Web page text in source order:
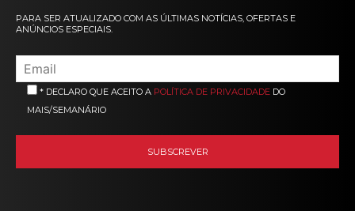
PARA SER ATUALIZADO COM AS ÚLTIMAS NOTÍCIAS, OFERTAS E
ANÚNCIOS ESPECIAIS.
* DECLARO QUE ACEITO A POLÍTICA DE PRIVACIDADE DO
MAIS/SEMANÁRIO